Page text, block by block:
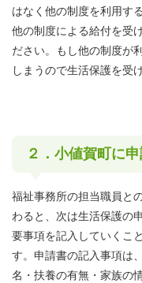
はなく他の制度を利用す
他の制度による給付を受
ださい。もし他の制度が
しまうので生活保護を受
２．小値賀町に
福祉事務所の担当職員と
わると、次は生活保護の
要事項を記入していくこ
す。申請書の記入事項は
名・扶養の有無・家族の